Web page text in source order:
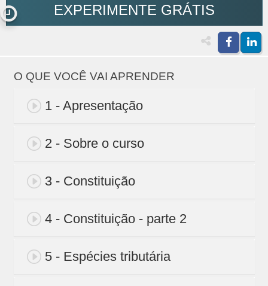
EXPERIMENTE GRÁTIS
O QUE VOCÊ VAI APRENDER
1 - Apresentação
2 - Sobre o curso
3 - Constituição
4 - Constituição - parte 2
5 - Espécies tributária